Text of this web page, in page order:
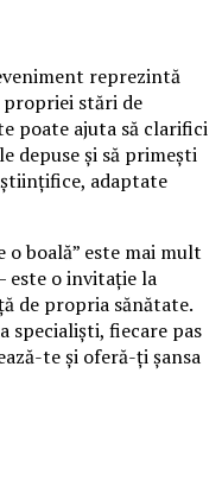
reprezintă
propriei stări de
poate ajuta să clarifici
depuse și să primești
adaptate
o boală” este mai mult
este o invitație la
de propria sănătate.
specialiști, fiecare pas
te și oferă-ți șansa